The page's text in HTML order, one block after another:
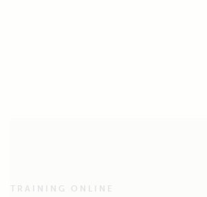
TRAINING ONLINE